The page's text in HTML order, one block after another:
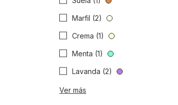
Marfil (2)
Crema (1)
Menta (1)
Lavanda (2)
Ver más